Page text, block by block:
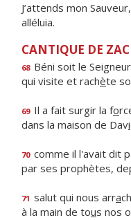
J’attends mon
alléluia.
CANTIQUE DE
68 Béni soit le
qui visite et rachète
69 Il a fait surgir la fo
dans la maison de Davi
70 comme il l'avait dit
par ses prophètes,
71 salut qui nous arra
à la main de tous nos